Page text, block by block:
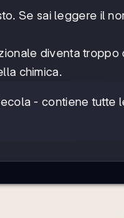
Se sai leggere il
diventa troppo
chimica.
- contiene tutte